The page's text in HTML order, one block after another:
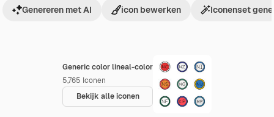
Generic color lineal-color
5,765 Iconen
Bekijk alle iconen
Genereren met AI icon bewerken Iconenset